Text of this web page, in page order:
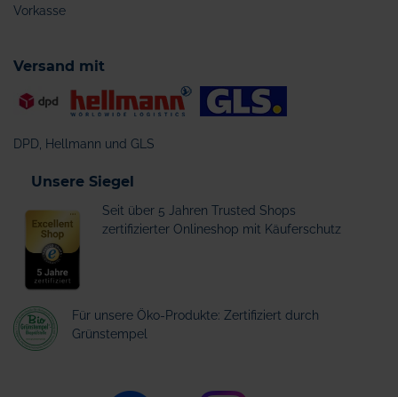
Vorkasse
Versand mit
DPD, Hellmann und GLS
Unsere Siegel
Seit über 5 Jahren Trusted Shops
zertifizierter Onlineshop mit Käuferschutz
Für unsere Öko-Produkte: Zertifiziert durch
Grünstempel